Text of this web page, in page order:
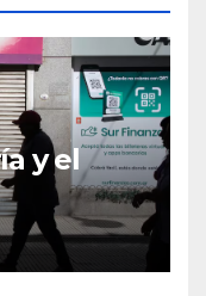
y el